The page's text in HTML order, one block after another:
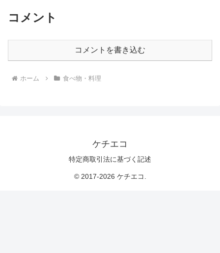
コメント
コメントを書き込む
ホーム 食べ物・料理
ケチエコ
特定商取引法に基づく記述
© 2017-2026 ケチエコ.